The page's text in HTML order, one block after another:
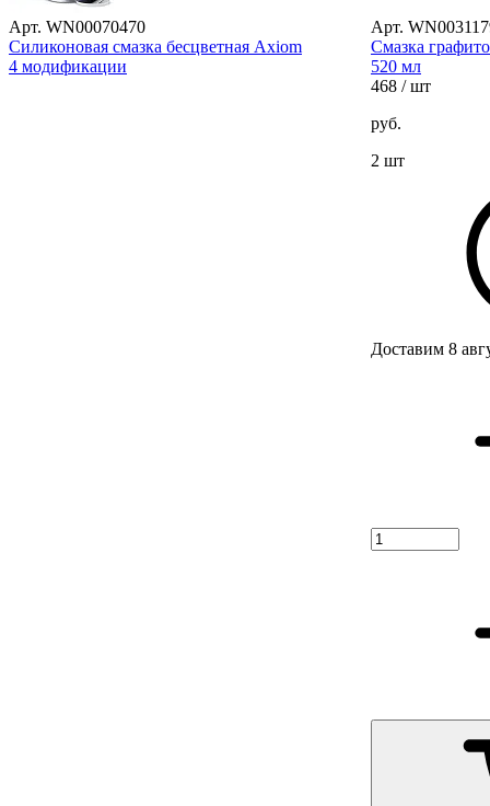
Арт. WN00070470
Силиконовая смазка бесцветная Axiom
4 модификации
Арт.
Смазка
520 мл
468 / шт
руб.
2 шт
Доставим 8